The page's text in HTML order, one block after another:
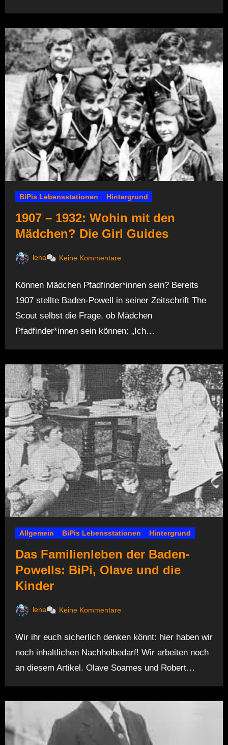
BiPis Lebensstationen Hintergrund
1907 – 1932: Wohin mit den
Mädchen? Die Girl Guides
lena Keine Kommentare
Können Mädchen Pfadfinder*innen sein? Bereits
1907 stellte Baden-Powell in seiner Zeitschrift The
Scout selbst die Frage, ob Mädchen
Pfadfinder*innen sein können: „Ich…
Allgemein BiPis Lebensstationen Hintergrund
Das Familienleben der Baden-
Powells: BiPi, Olave und die
Kinder
lena Keine Kommentare
Wir ihr euch sicherlich denken könnt: hier haben wir
noch inhaltlichen Nachholbedarf! Wir arbeiten noch
an diesem Artikel. Olave Soames und Robert…